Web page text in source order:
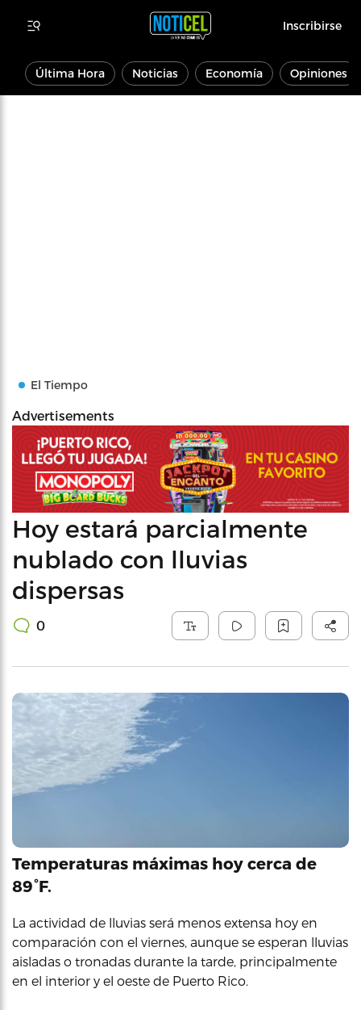
Inscribirse
Última Hora Noticias Economía Opiniones
El Tiempo
Advertisements
Hoy estará parcialmente
nublado con lluvias
dispersas
0
Temperaturas máximas hoy cerca de
89°F.
La actividad de lluvias será menos extensa hoy en
comparación con el viernes, aunque se esperan lluvias
aisladas o tronadas durante la tarde, principalmente
en el interior y el oeste de Puerto Rico.